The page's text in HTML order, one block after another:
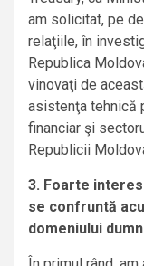
am solicitat, pe
relaţiile, în
Republica
vinovaţi de
asistenţa tehnică
financiar şi
Republicii
3. Foarte
se confruntă
domeniului